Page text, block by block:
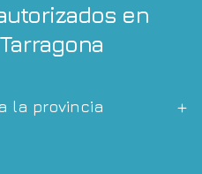
en
la provincia